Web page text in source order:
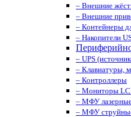
– Внешние
– Внешние
– Контейнеры
– Накопители
– UPS
– Клавиатуры,
– Контроллеры
– Мониторы
– МФУ
– МФУ